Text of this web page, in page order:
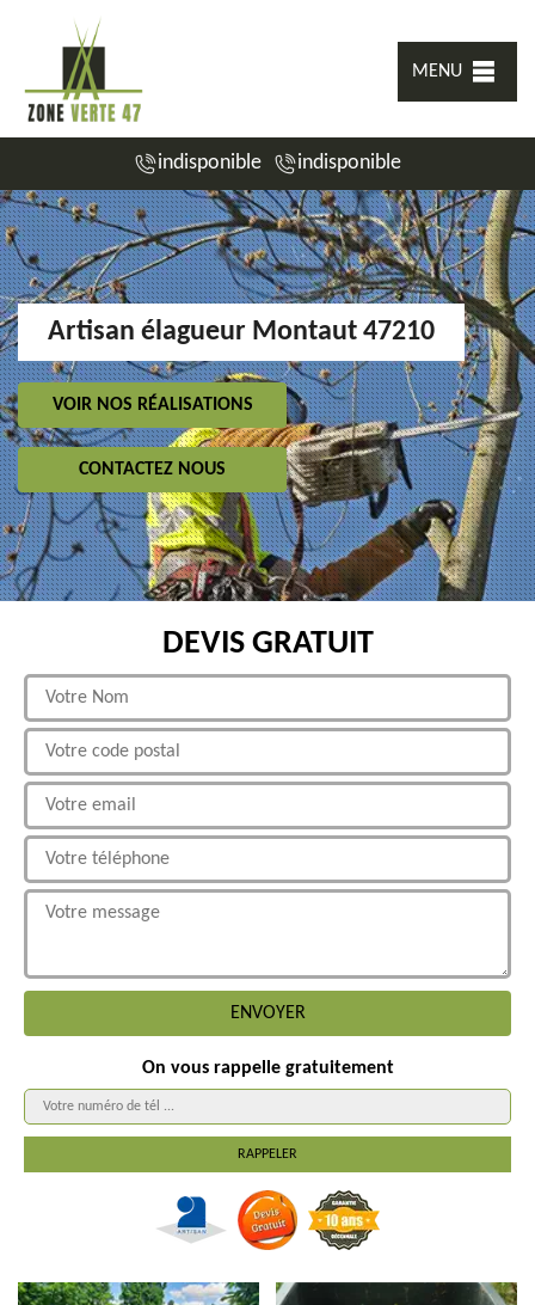
MENU
indisponible indisponible
Artisan élagueur Montaut 47210
VOIR NOS RÉALISATIONS
CONTACTEZ NOUS
DEVIS GRATUIT
On vous rappelle gratuitement